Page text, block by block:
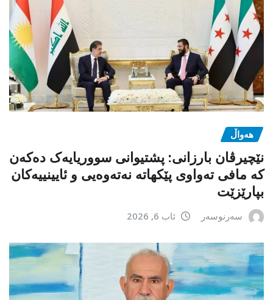
هەواڵ
نێچیرڤان بارزانی: پشتیوانی سووریایەک دەکەن
کە مافی تەواوی پێکهاتە نەتەوەیی و ئایینییەکان
بپارێزێت
سەرنوسەر ئاب 6, 2026